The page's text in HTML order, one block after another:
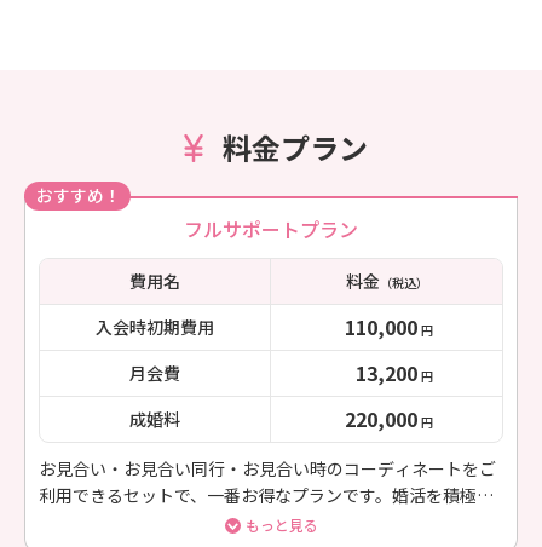
料金プラン
おすすめ！
フルサポートプラン
費用名 料金（税込）
入会時初期費用 110,000 円
月会費 13,200 円
成婚料 220,000 円
お見合い・お見合い同行・お見合い時のコーディネートをご
利用できるセットで、一番お得なプランです。婚活を積極的
に行いたい方にお勧めです。もっと見る